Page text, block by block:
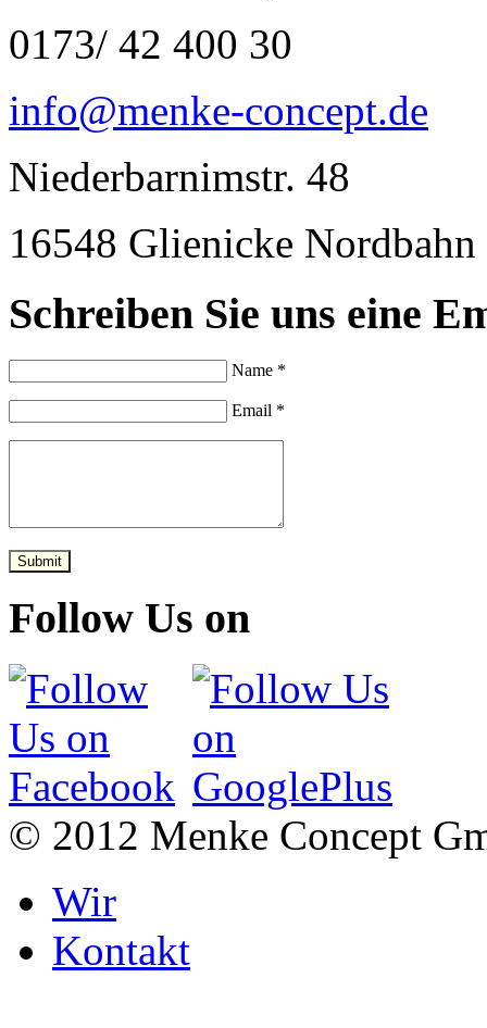
0173/ 42 400 30
info@menke-concept.de
Niederbarnimstr. 48
16548 Glienicke Nordbahn
Schreiben Sie uns eine
Name *
Email *
Submit
Follow Us on
© 2012 Menke Concept
Wir
Kontakt